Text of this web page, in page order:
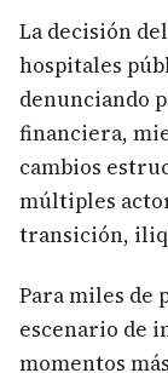
La decisión
hospitales
denunciando
financiera,
cambios
múltiples
transición,
Para miles de
escenario de
momentos